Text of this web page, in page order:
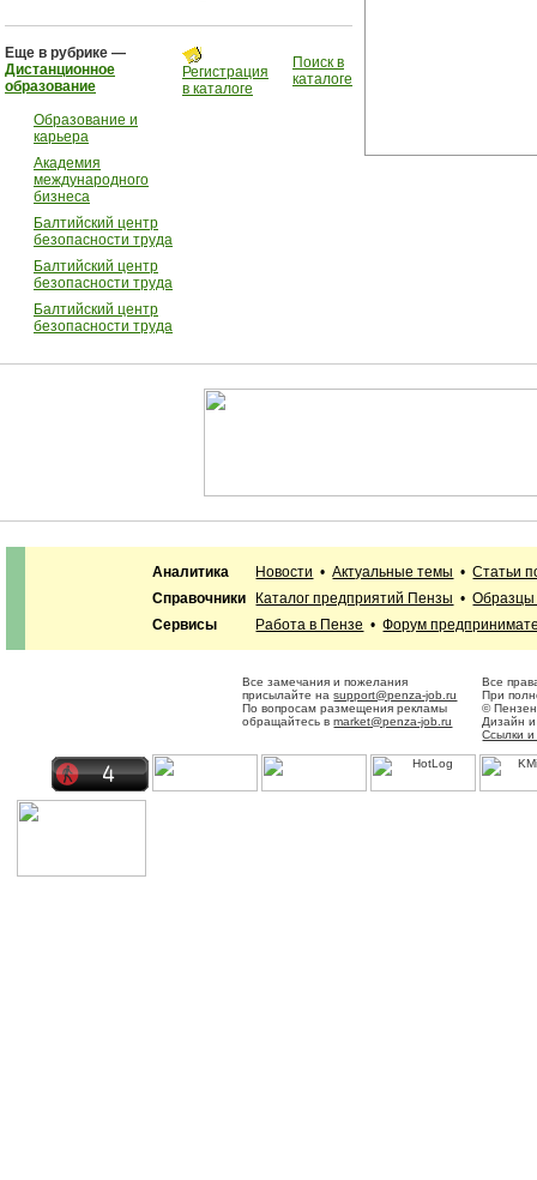
Еще в рубрике —
Дистанционное
образование
Образование и
карьера
Академия
международного
бизнеса
Балтийский центр
безопасности труда
Балтийский центр
безопасности труда
Балтийский центр
безопасности труда
Регистрация
в каталоге
Поиск в
каталоге
Аналитика Новости •Актуальные темы •Статьи
Справочники
Каталог предприятий Пензы •Образцы
Сервисы
Работа в Пензе •Форум
Все замечания и пожелания
присылайте наsupport@penza-job.ru
По вопросам размещения рекламы
обращайтесь вmarket@penza-job.ru
Все
При
©
Дизайн
Ссылки